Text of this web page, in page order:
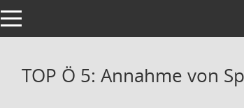
Toggle navigation
TOP Ö 5: Annahme von